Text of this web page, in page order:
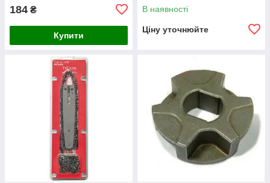
184 ₴
Купити
В наявності
Ціну уточнюйте